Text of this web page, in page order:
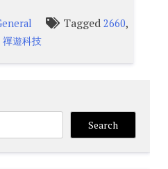
Tagged2660,
禪遊科技
Search